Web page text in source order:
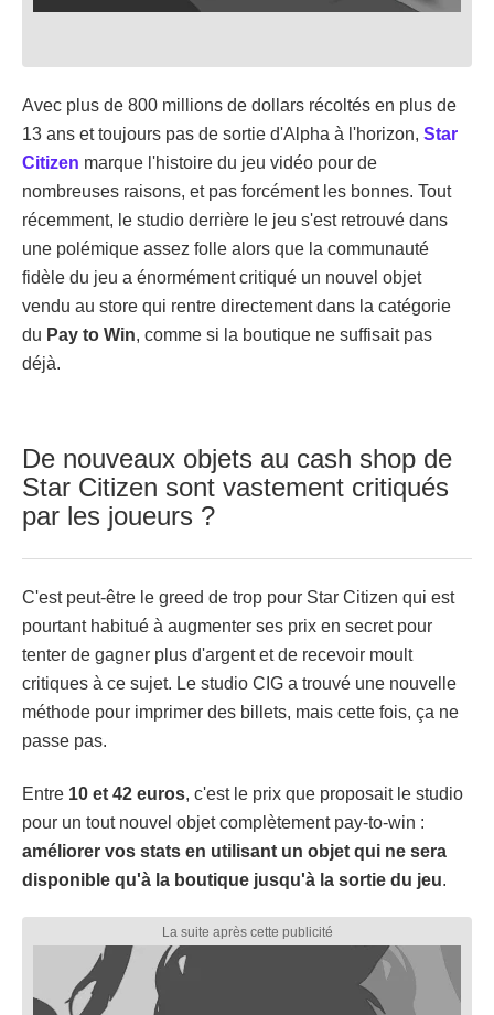
Avec plus de 800 millions de dollars récoltés en plus de
13 ans et toujours pas de sortie d'Alpha à l'horizon, Star
Citizen marque l'histoire du jeu vidéo pour de
nombreuses raisons, et pas forcément les bonnes. Tout
récemment, le studio derrière le jeu s'est retrouvé dans
une polémique assez folle alors que la communauté
fidèle du jeu a énormément critiqué un nouvel objet
vendu au store qui rentre directement dans la catégorie
du Pay to Win, comme si la boutique ne suffisait pas
déjà.
De nouveaux objets au cash shop de
Star Citizen sont vastement critiqués
par les joueurs ?
C'est peut-être le greed de trop pour Star Citizen qui est
pourtant habitué à augmenter ses prix en secret pour
tenter de gagner plus d'argent et de recevoir moult
critiques à ce sujet. Le studio CIG a trouvé une nouvelle
méthode pour imprimer des billets, mais cette fois, ça ne
passe pas.
Entre 10 et 42 euros, c'est le prix que proposait le studio
pour un tout nouvel objet complètement pay-to-win :
améliorer vos stats en utilisant un objet qui ne sera
disponible qu'à la boutique jusqu'à la sortie du jeu.